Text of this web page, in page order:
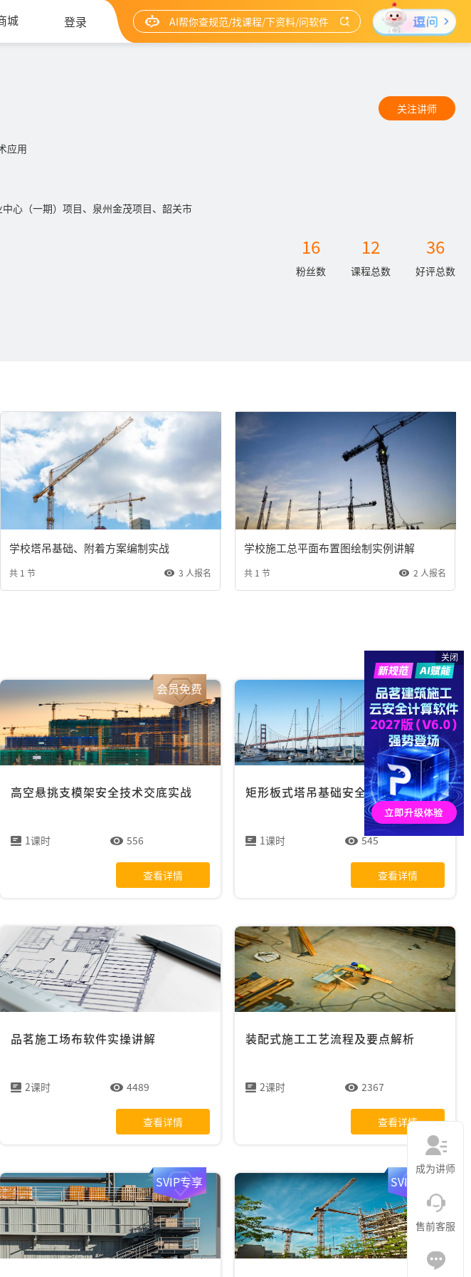
城 登录
关注讲师
应用
心（一期）项目、泉州金茂项目、韶关市
16
粉丝数
12
课程总数
36
好评总数
学校塔吊基础、附着方案编制实战
共 1 节 3 人报名
学校施工总平面布置图绘制实例讲解
共 1 节 2 人报名
会员免费
高空悬挑支模架安全技术交底实战
1课时 556
查看详情
会员免费
矩形板式塔吊基础安全技术交底实战
1课时 545
查看详情
品茗施工场布软件实操讲解
2课时 4489
查看详情
装配式施工工艺流程及要点解析
2课时 2367
查看详情
SVIP专享 SVIP专享
关闭
成为讲师
售前客服